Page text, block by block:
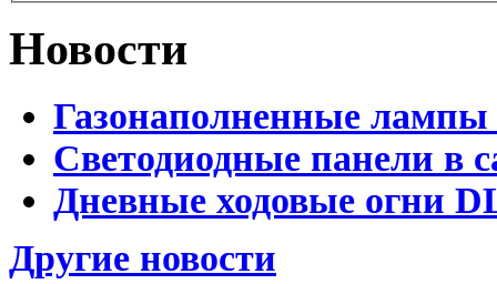
Новости
Газонаполненные
Светодиодные панели в
Дневные ходовые огни
Другие новости